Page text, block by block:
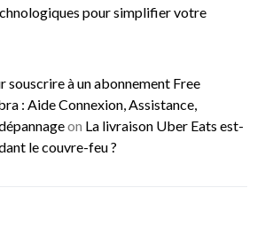
pour simplifier votre
souscrire à un abonnement Free
: Aide Connexion, Assistance,
on La livraison Uber Eats est-
le couvre-feu ?